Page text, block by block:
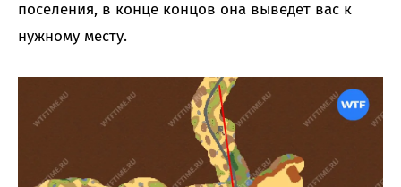
поселения, в конце концов она выведет вас к
нужному месту.